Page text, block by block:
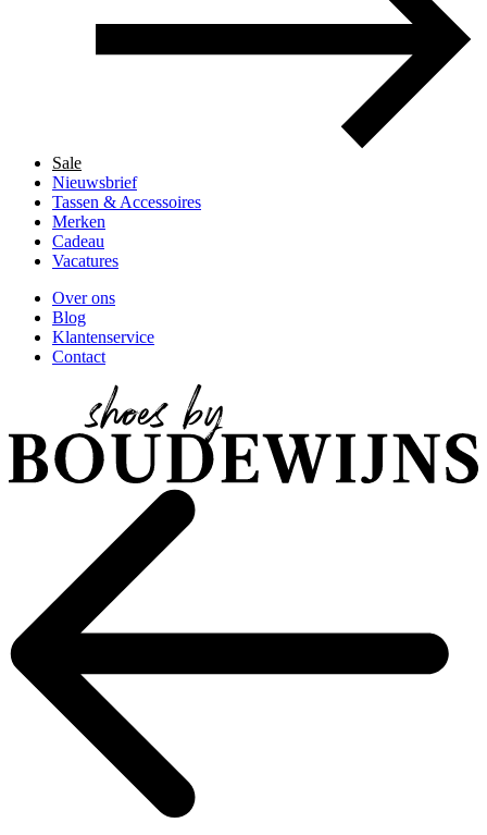
Sale
Nieuwsbrief
Tassen & Accessoires
Merken
Cadeau
Vacatures
Over ons
Blog
Klantenservice
Contact